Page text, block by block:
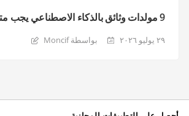
9 مولدات وثائق بالذكاء الاصطناعي يجب متابعتها في 2026
٢٩ يوليو ٢٠٢٦ بواسطة Moncif